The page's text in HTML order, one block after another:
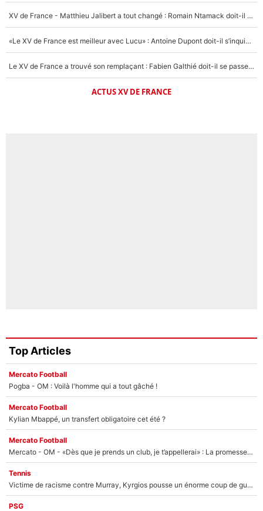
XV de France - Matthieu Jalibert a tout changé : Romain Ntamack doit-il s’inquiéter pour sa place à un an de la Coupe du monde ?
«Le XV de France est meilleur avec Lucu» : Antoine Dupont doit-il s’inquiéter pour sa place ?
Le XV de France a trouvé son remplaçant : Fabien Galthié doit-il se passer d'Antoine Dupont ?
ACTUS XV DE FRANCE
Top Articles
Mercato Football
Pogba - OM : Voilà l'homme qui a tout gâché !
Mercato Football
Kylian Mbappé, un transfert obligatoire cet été ?
Mercato Football
Mercato - OM - «Dès que je prends un club, je t’appellerai» : La promesse de Marcelino au moment de claquer la porte
Tennis
Victime de racisme contre Murray, Kyrgios pousse un énorme coup de gueule !
PSG